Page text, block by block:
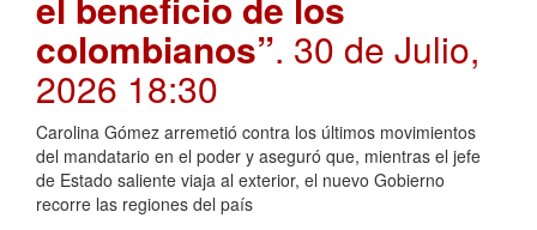
colombianos”. 30 de Julio,
2026 18:30
Carolina Gómez arremetió contra los últimos movimientos
del mandatario en el poder y aseguró que, mientras el jefe
de Estado saliente viaja al exterior, el nuevo Gobierno
recorre las regiones del país